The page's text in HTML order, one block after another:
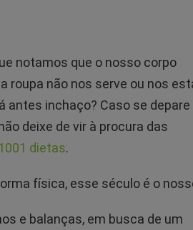
notamos que o nosso corpo
roupa não nos serve ou nos
antes inchaço? Caso se depare
não deixe de vir à procura das
dietas.
física, esse século é o
e balanças, em busca de um